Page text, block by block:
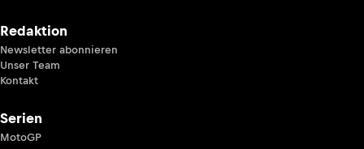
Redaktion
Newsletter abonnieren
Unser Team
Kontakt
Serien
MotoGP